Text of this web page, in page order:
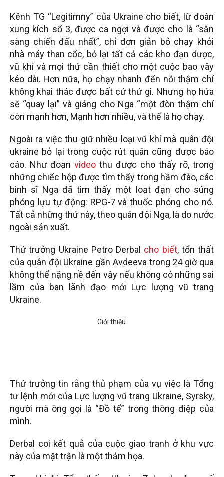
Kênh TG “Legitimny” của Ukraine cho biết, lữ đoàn
xung kích số 3, được ca ngợi và được cho là “sẵn
sàng chiến đấu nhất”, chỉ đơn giản bỏ chạy khỏi
nhà máy than cốc, bỏ lại tất cả các kho đạn dược,
vũ khí và mọi thứ cần thiết cho một cuộc bao vây
kéo dài. Hơn nữa, họ chạy nhanh đến nỗi thậm chí
không khai thác được bất cứ thứ gì. Nhưng họ hứa
sẽ “quay lại” và giáng cho Nga “một đòn thậm chí
còn mạnh hơn, Mạnh hơn nhiều, và thế là họ chạy.
Ngoài ra việc thu giữ nhiều loại vũ khí mà quân đội
ukraine bỏ lại trong cuộc rút quân cũng được báo
cáo. Như đoạn video thu được cho thấy rõ, trong
những chiếc hộp được tìm thấy trong hầm đào, các
binh sĩ Nga đã tìm thấy một loạt đạn cho súng
phóng lựu tự động: RPG-7 và thuốc phóng cho nó.
Tất cả những thứ này, theo quân đội Nga, là do nước
ngoài sản xuất.
Thứ trưởng Ukraine Petro Derbal cho biết, tổn thất
của quân đội Ukraine gần Avdeeva trong 24 giờ qua
không thể nặng nề đến vậy nếu không có những sai
lầm của ban lãnh đạo mới Lực lượng vũ trang
Ukraine.
Thứ trưởng tin rằng thủ phạm của vụ việc là Tổng
tư lệnh mới của Lực lượng vũ trang Ukraine, Syrsky,
người mà ông gọi là “Đồ tể” trong thông điệp của
mình.
Derbal coi kết quả của cuộc giao tranh ở khu vực
này của mặt trận là một thảm họa.